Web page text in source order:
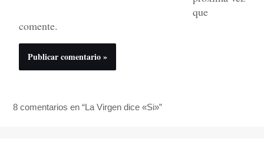
que
comente.
8 comentarios en “La Virgen dice «Si»”